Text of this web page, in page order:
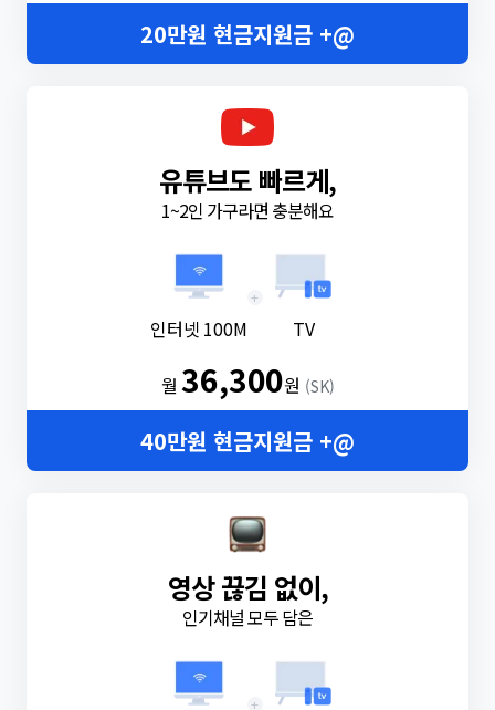
20만원 현금지원금 +@
유튜브도 빠르게,
1~2인 가구라면 충분해요
인터넷 100M
+
TV
월36,300원 (SK)
40만원 현금지원금 +@
영상 끊김 없이,
인기채널 모두 담은
+